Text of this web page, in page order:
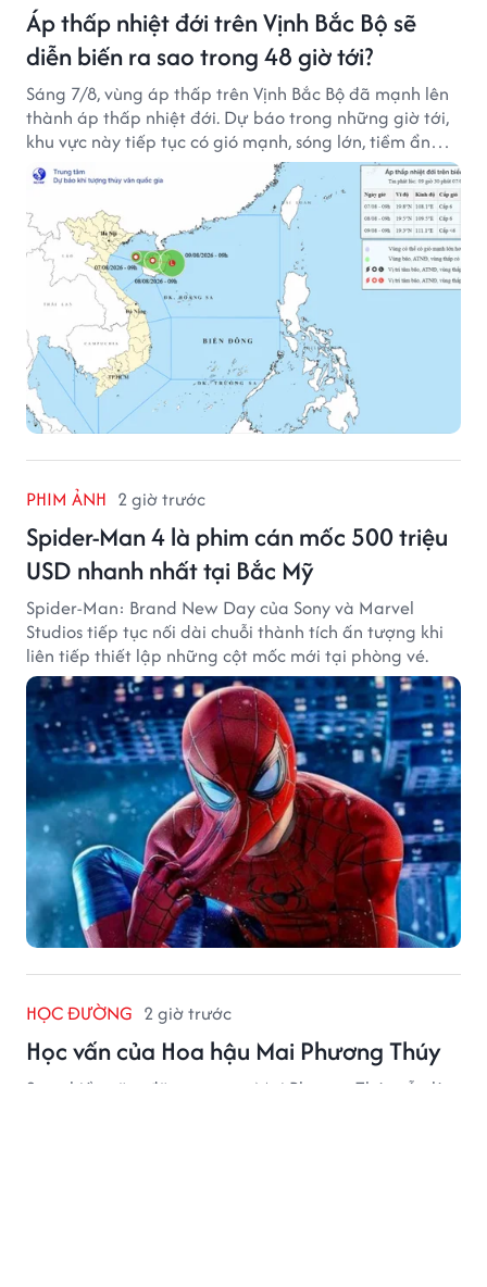
Áp thấp nhiệt đới trên Vịnh Bắc Bộ sẽ
diễn biến ra sao trong 48 giờ tới?
Sáng 7/8, vùng áp thấp trên Vịnh Bắc Bộ đã mạnh lên
thành áp thấp nhiệt đới. Dự báo trong những giờ tới,
khu vực này tiếp tục có gió mạnh, sóng lớn, tiềm ẩn
nhiều nguy cơ đối với hoạt động của tàu thuyền trên
biển.
PHIM ẢNH 2 giờ trước
Spider-Man 4 là phim cán mốc 500 triệu
USD nhanh nhất tại Bắc Mỹ
Spider-Man: Brand New Day của Sony và Marvel
Studios tiếp tục nối dài chuỗi thành tích ấn tượng khi
liên tiếp thiết lập những cột mốc mới tại phòng vé.
HỌC ĐƯỜNG 2 giờ trước
Học vấn của Hoa hậu Mai Phương Thúy
Sau nhiều năm đăng quang, Mai Phương Thúy vẫn là